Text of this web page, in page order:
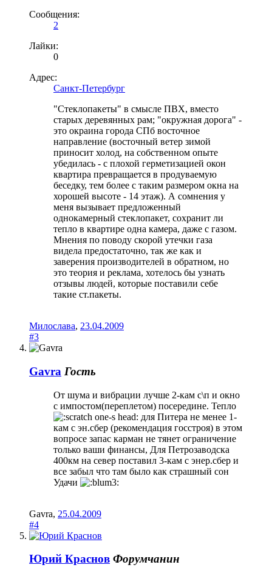
Сообщения:
2
Лайки:
0
Адрес:
Санкт-Петербург
"Стеклопакеты" в смысле ПВХ, вместо
старых деревянных рам; "окружная дорога" -
это окраина города СПб восточное
направление (восточный ветер зимой
приносит холод, на собственном опыте
убедилась - с плохой герметизацией окон
квартира превращается в продуваемую
беседку, тем более с таким размером окна на
хорошей высоте - 14 этаж). А сомнения у
меня вызывает предложенный
однокамерный стеклопакет, сохранит ли
тепло в квартире одна камера, даже с газом.
Мнения по поводу скорой утечки газа
видела предостаточно, так же как и
заверения производителей в обратном, но
это теория и реклама, хотелось бы узнать
отзывы людей, которые поставили себе
такие ст.пакеты.
Милослава, 23.04.2009
#3
Gavra Гость
От шума и вибрации лучше 2-кам с\п и окно
с импостом(переплетом) посередине. Тепло
для Питера не менее 1-
кам с эн.сбер (рекомендация госстроя) в этом
вопросе запас карман не тянет ограничение
только ваши финансы, Для Петрозаводска
400км на север поставил 3-кам с энер.сбер и
все забыл что там было как страшный сон
Удачи
Gavra, 25.04.2009
#4
Юрий Краснов Форумчанин